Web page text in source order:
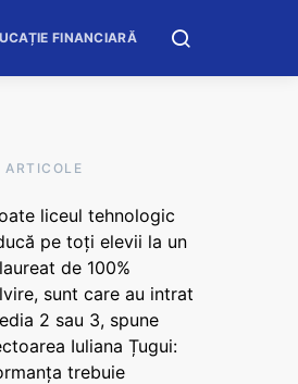
FINANCIARĂ
liceul tehnologic
pe toți elevii la un
de 100%
sunt care au intrat
2 sau 3, spune
Iuliana Țugui:
trebuie